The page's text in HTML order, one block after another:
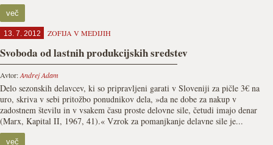
več
13. 7. 2012 ZOFIJA V MEDIJIH
Svoboda od lastnih produkcijskih sredstev
Avtor:Andrej Adam
Delo sezonskih delavcev, ki so pripravljeni garati v Sloveniji za pičle 3€ na
uro, skriva v sebi pritožbo ponudnikov dela, »da ne dobe za nakup v
zadostnem številu in v vsakem času proste delovne sile, četudi imajo denar
(Marx, Kapital II, 1967, 41).« Vzrok za pomanjkanje delavne sile je...
več